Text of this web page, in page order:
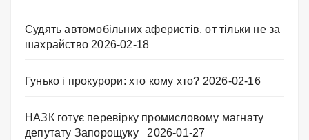
Судять автомобільних аферистів, от тільки не за
шахрайство 2026-02-18
Гунько і прокурори: хто кому хто? 2026-02-16
НАЗК готує перевірку промисловому магнату
депутату Запорощуку
2026-01-27